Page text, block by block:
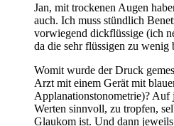
Jan, mit trockenen Augen
auch. Ich muss stündlich
vorwiegend dickflüssige (ich
da die sehr flüssigen zu wenig
Womit wurde der Druck
Arzt mit einem Gerät mit
Applanationstonometrie)? Auf
Werten sinnvoll, zu tropfen,
Glaukom ist. Und dann